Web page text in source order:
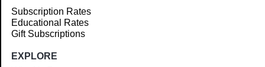
Subscription Rates
Educational Rates
Gift Subscriptions
EXPLORE